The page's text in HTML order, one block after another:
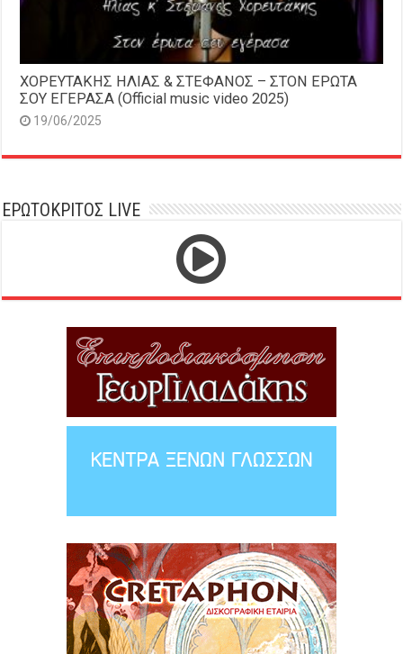
ΧΟΡΕΥΤΑΚΗΣ ΗΛΙΑΣ & ΣΤΕΦΑΝΟΣ – ΣΤΟΝ ΕΡΩΤΑ
ΣΟΥ ΕΓΕΡΑΣΑ (Official music video 2025)
19/06/2025
ΕΡΩΤΟΚΡΙΤΟΣ LIVE